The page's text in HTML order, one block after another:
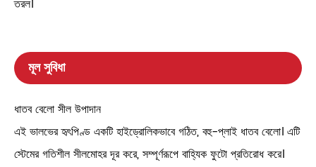
তরল।
মূল সুবিধা
ধাতব বেলো সীল উপাদান
এই ভালভের হৃৎপিণ্ড একটি হাইড্রোলিকভাবে গঠিত, বহু-প্লাই ধাতব বেলো। এটি
স্টেমের গতিশীল সীলমোহর দূর করে, সম্পূর্ণরূপে বাহ্যিক ফুটো প্রতিরোধ করে।